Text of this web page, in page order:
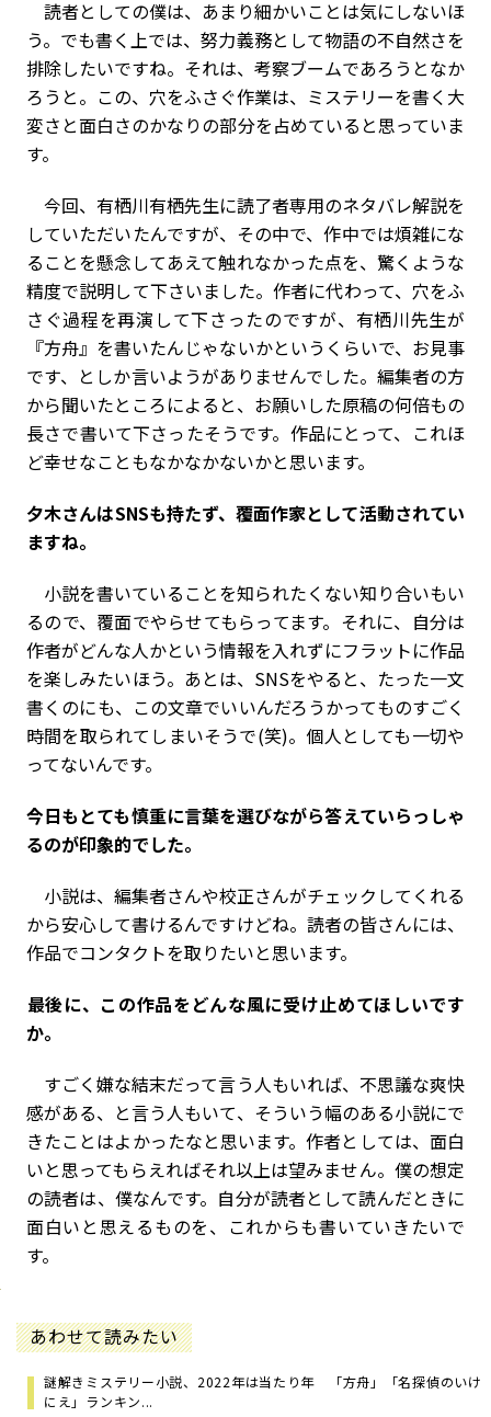
読者としての僕は、あまり細かいことは気にしないほ
う。でも書く上では、努力義務として物語の不自然さを
排除したいですね。それは、考察ブームであろうとなか
ろうと。この、穴をふさぐ作業は、ミステリーを書く大
変さと面白さのかなりの部分を占めていると思っていま
す。
今回、有栖川有栖先生に読了者専用のネタバレ解説を
していただいたんですが、その中で、作中では煩雑にな
ることを懸念してあえて触れなかった点を、驚くような
精度で説明して下さいました。作者に代わって、穴をふ
さぐ過程を再演して下さったのですが、有栖川先生が
『方舟』を書いたんじゃないかというくらいで、お見事
です、としか言いようがありませんでした。編集者の方
から聞いたところによると、お願いした原稿の何倍もの
長さで書いて下さったそうです。作品にとって、これほ
ど幸せなこともなかなかないかと思います。
――夕木さんはSNSも持たず、覆面作家として活動されてい
ますね。
小説を書いていることを知られたくない知り合いもい
るので、覆面でやらせてもらってます。それに、自分は
作者がどんな人かという情報を入れずにフラットに作品
を楽しみたいほう。あとは、SNSをやると、たった一文
書くのにも、この文章でいいんだろうかってものすごく
時間を取られてしまいそうで(笑)。個人としても一切や
ってないんです。
――今日もとても慎重に言葉を選びながら答えていらっしゃ
るのが印象的でした。
小説は、編集者さんや校正さんがチェックしてくれる
から安心して書けるんですけどね。読者の皆さんには、
作品でコンタクトを取りたいと思います。
――最後に、この作品をどんな風に受け止めてほしいです
か。
すごく嫌な結末だって言う人もいれば、不思議な爽快
感がある、と言う人もいて、そういう幅のある小説にで
きたことはよかったなと思います。作者としては、面白
いと思ってもらえればそれ以上は望みません。僕の想定
の読者は、僕なんです。自分が読者として読んだときに
面白いと思えるものを、これからも書いていきたいで
す。
あわせて読みたい
謎解きミステリー小説、2022年は当たり年 「方舟」「名探偵のいけ
にえ」ランキン...